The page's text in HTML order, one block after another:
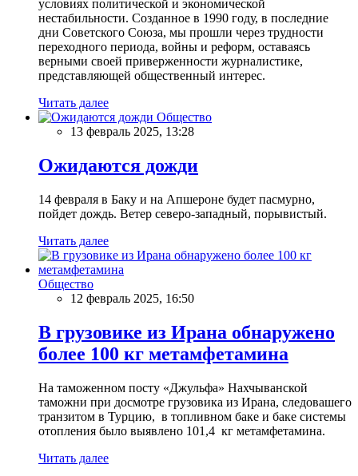
условиях политической и экономической
нестабильности. Созданное в 1990 году, в последние
дни Советского Союза, мы прошли через трудности
переходного периода, войны и реформ, оставаясь
верными своей приверженности журналистике,
представляющей общественный интерес.
Читать далее
Общество
13 февраль 2025, 13:28
Ожидаются дожди
14 февраля в Баку и на Апшероне будет пасмурно,
пойдет дождь. Ветер северо-западный, порывистый.
Читать далее
Общество
12 февраль 2025, 16:50
В грузовике из Ирана обнаружено
более 100 кг метамфетамина
На таможенном посту «Джульфа» Нахчыванской
таможни при досмотре грузовика из Ирана, следовашего
транзитом в Турцию, в топливном баке и баке системы
отопления было выявлено 101,4 кг метамфетамина.
Читать далее